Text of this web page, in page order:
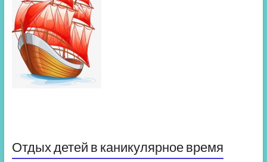
Отдых детей в каникулярное время